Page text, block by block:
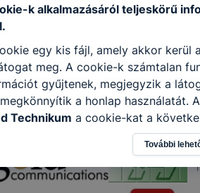
k alkalmazásáról teljeskörű
egy kis fájl, amely akkor kerül
meg. A cookie-k számtalan
gyűjtenek, megjegyzik a
a honlap használatát. A
Technikum a cookie-kat a
azzal kapcsolatban, hogyan
honlap melyik részeit látogatja,
biztosítsunk Önnek még jobb
honlap fejlesztése.
További